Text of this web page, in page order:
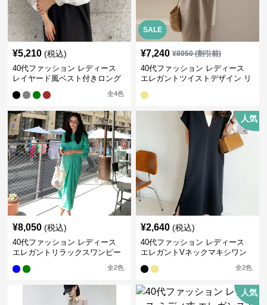
¥5,210 (税込)
40代ファッション レディース
レイヤード風ベスト付きロング
全4色
SALE
¥7,240 ¥8050(割引前)
40代ファッション レディース
エレガントツイストデザイン リ
¥8,050 (税込)
40代ファッション レディース
エレガントリラックスワンピー
全2色
人気
¥2,640 (税込)
40代ファッション レディース
エレガントVネックマキシワン
全2色
人気